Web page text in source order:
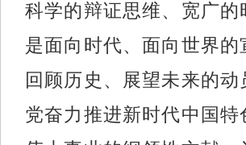
科学的辩证思维、宽广的
是面向时代、面向世界的
回顾历史、展望未来的动
党奋力推进新时代中国特